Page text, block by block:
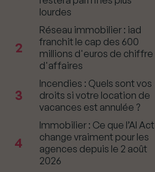
lourdes
2
Réseau immobilier : iad
franchit le cap des 600
millions d'euros de chiffre
d'affaires
3
Incendies : Quels sont vos
droits si votre location de
vacances est annulée ?
4
Immobilier : Ce que l’AI Act
change vraiment pour les
agences depuis le 2 août
2026